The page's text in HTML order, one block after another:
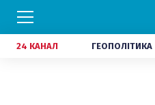
24 КАНАЛ ГЕОПОЛІТИКА